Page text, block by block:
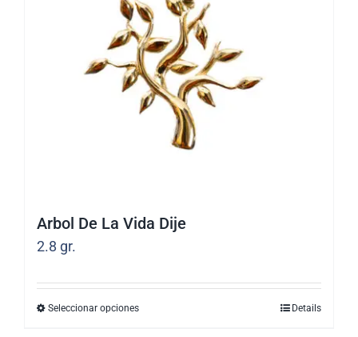
Arbol De La Vida Dije
2.8 gr.
Seleccionar opcionesEste
Details